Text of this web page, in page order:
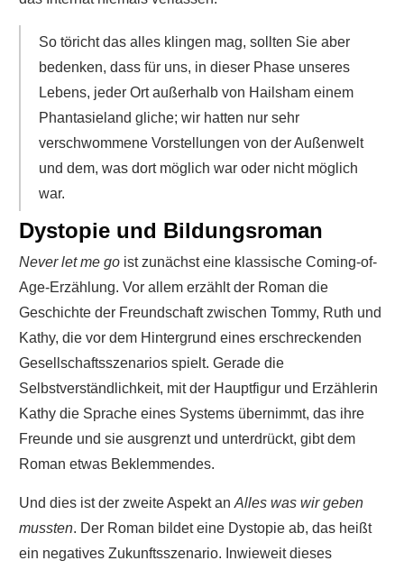
So töricht das alles klingen mag, sollten Sie aber
bedenken, dass für uns, in dieser Phase unseres
Lebens, jeder Ort außerhalb von Hailsham einem
Phantasieland gliche; wir hatten nur sehr
verschwommene Vorstellungen von der Außenwelt
und dem, was dort möglich war oder nicht möglich
war.
Dystopie und Bildungsroman
Never let me go ist zunächst eine klassische Coming-of-
Age-Erzählung. Vor allem erzählt der Roman die
Geschichte der Freundschaft zwischen Tommy, Ruth und
Kathy, die vor dem Hintergrund eines erschreckenden
Gesellschaftsszenarios spielt. Gerade die
Selbstverständlichkeit, mit der Hauptfigur und Erzählerin
Kathy die Sprache eines Systems übernimmt, das ihre
Freunde und sie ausgrenzt und unterdrückt, gibt dem
Roman etwas Beklemmendes.
Und dies ist der zweite Aspekt an Alles was wir geben
mussten. Der Roman bildet eine Dystopie ab, das heißt
ein negatives Zukunftsszenario. Inwieweit dieses